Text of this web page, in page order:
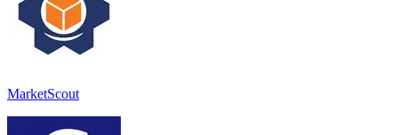
MarketScout